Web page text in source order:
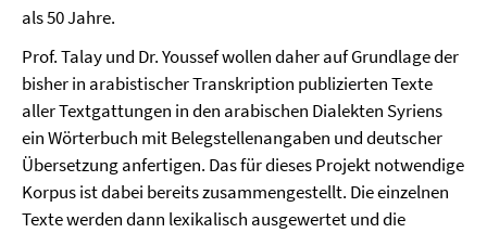
als 50 Jahre.
Prof. Talay und Dr. Youssef wollen daher auf Grundlage der
bisher in arabistischer Transkription publizierten Texte
aller Textgattungen in den arabischen Dialekten Syriens
ein Wörterbuch mit Belegstellenangaben und deutscher
Übersetzung anfertigen. Das für dieses Projekt notwendige
Korpus ist dabei bereits zusammengestellt. Die einzelnen
Texte werden dann lexikalisch ausgewertet und die